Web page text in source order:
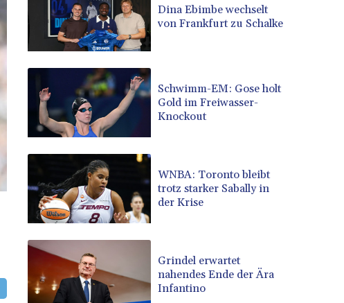
Dina Ebimbe wechselt
von Frankfurt zu Schalke
Schwimm-EM: Gose holt
Gold im Freiwasser-
Knockout
WNBA: Toronto bleibt
trotz starker Sabally in
der Krise
Grindel erwartet
nahendes Ende der Ära
Infantino